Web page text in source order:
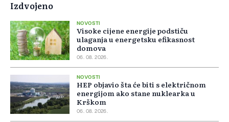
Izdvojeno
NOVOSTI
Visoke cijene energije podstiču
ulaganja u energetsku efikasnost
domova
06. 08. 2026.
NOVOSTI
HEP objavio šta će biti s električnom
energijom ako stane nuklearka u
Krškom
06. 08. 2026.